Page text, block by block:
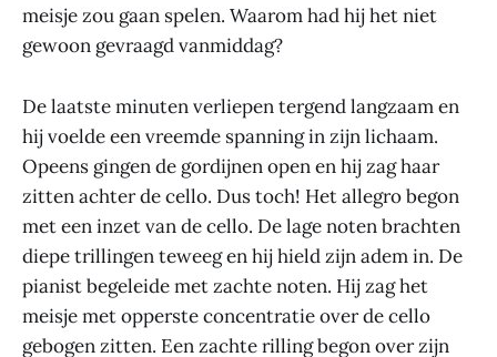
meisje zou gaan spelen. Waarom had hij het niet
gewoon gevraagd vanmiddag?
De laatste minuten verliepen tergend langzaam en
hij voelde een vreemde spanning in zijn lichaam.
Opeens gingen de gordijnen open en hij zag haar
zitten achter de cello. Dus toch! Het allegro begon
met een inzet van de cello. De lage noten brachten
diepe trillingen teweeg en hij hield zijn adem in. De
pianist begeleide met zachte noten. Hij zag het
meisje met opperste concentratie over de cello
gebogen zitten. Een zachte rilling begon over zijn